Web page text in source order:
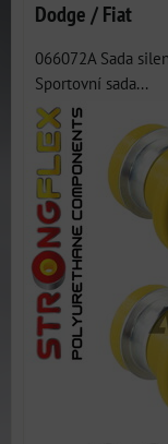
Dodge / Fiat
066072A Sada
Sportovní sada...